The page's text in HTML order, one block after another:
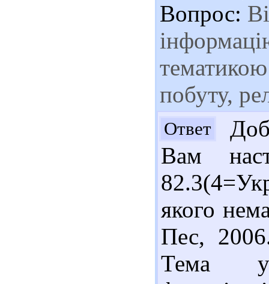
Вопрос:
побуту,
Ответ
Вам
якого
Пес,
Тема